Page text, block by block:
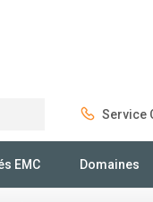
Service
EMC Domaines